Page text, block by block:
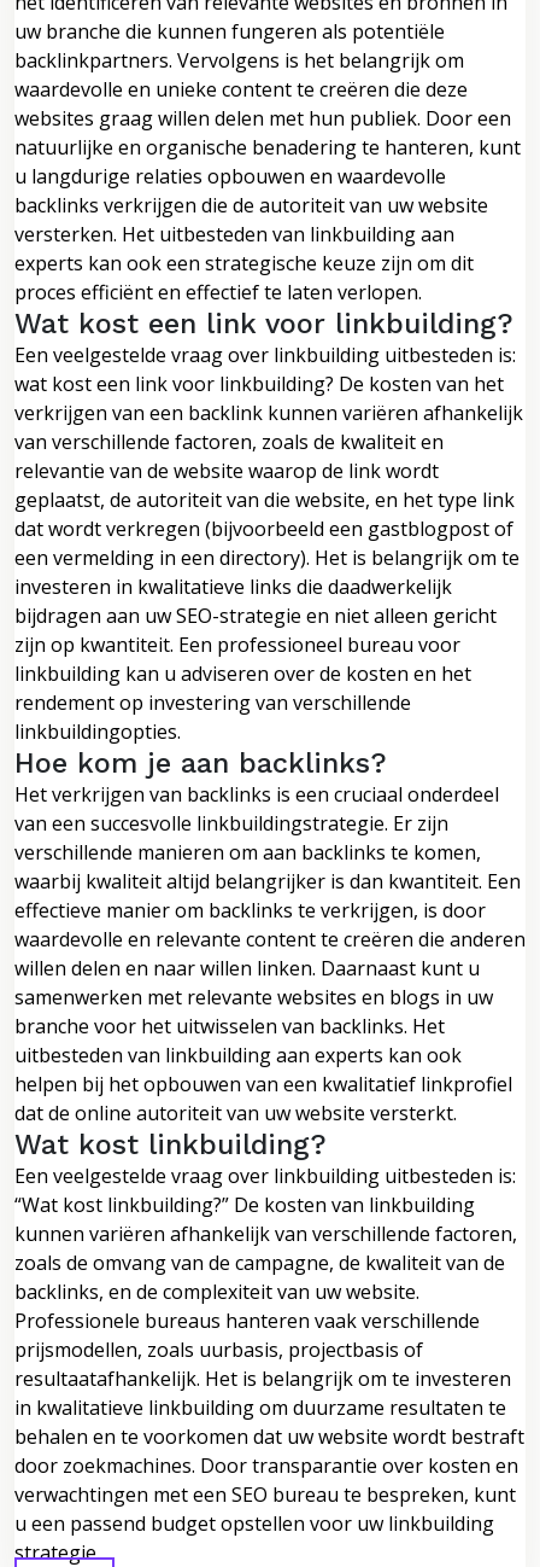
uw branche die kunnen fungeren als potentiële
backlinkpartners. Vervolgens is het belangrijk om
waardevolle en unieke content te creëren die deze
websites graag willen delen met hun publiek. Door een
natuurlijke en organische benadering te hanteren, kunt
u langdurige relaties opbouwen en waardevolle
backlinks verkrijgen die de autoriteit van uw website
versterken. Het uitbesteden van linkbuilding aan
experts kan ook een strategische keuze zijn om dit
proces efficiënt en effectief te laten verlopen.
Wat kost een link voor linkbuilding?
Een veelgestelde vraag over linkbuilding uitbesteden is:
wat kost een link voor linkbuilding? De kosten van het
verkrijgen van een backlink kunnen variëren afhankelijk
van verschillende factoren, zoals de kwaliteit en
relevantie van de website waarop de link wordt
geplaatst, de autoriteit van die website, en het type link
dat wordt verkregen (bijvoorbeeld een gastblogpost of
een vermelding in een directory). Het is belangrijk om te
investeren in kwalitatieve links die daadwerkelijk
bijdragen aan uw SEO-strategie en niet alleen gericht
zijn op kwantiteit. Een professioneel bureau voor
linkbuilding kan u adviseren over de kosten en het
rendement op investering van verschillende
linkbuildingopties.
Hoe kom je aan backlinks?
Het verkrijgen van backlinks is een cruciaal onderdeel
van een succesvolle linkbuildingstrategie. Er zijn
verschillende manieren om aan backlinks te komen,
waarbij kwaliteit altijd belangrijker is dan kwantiteit. Een
effectieve manier om backlinks te verkrijgen, is door
waardevolle en relevante content te creëren die anderen
willen delen en naar willen linken. Daarnaast kunt u
samenwerken met relevante websites en blogs in uw
branche voor het uitwisselen van backlinks. Het
uitbesteden van linkbuilding aan experts kan ook
helpen bij het opbouwen van een kwalitatief linkprofiel
dat de online autoriteit van uw website versterkt.
Wat kost linkbuilding?
Een veelgestelde vraag over linkbuilding uitbesteden is:
“Wat kost linkbuilding?” De kosten van linkbuilding
kunnen variëren afhankelijk van verschillende factoren,
zoals de omvang van de campagne, de kwaliteit van de
backlinks, en de complexiteit van uw website.
Professionele bureaus hanteren vaak verschillende
prijsmodellen, zoals uurbasis, projectbasis of
resultaatafhankelijk. Het is belangrijk om te investeren
in kwalitatieve linkbuilding om duurzame resultaten te
behalen en te voorkomen dat uw website wordt bestraft
door zoekmachines. Door transparantie over kosten en
verwachtingen met een SEO bureau te bespreken, kunt
u een passend budget opstellen voor uw linkbuilding
strategie.